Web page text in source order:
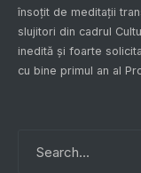
însoțit de meditații
slujitori din cadrul
inedită și foarte
cu bine primul an al